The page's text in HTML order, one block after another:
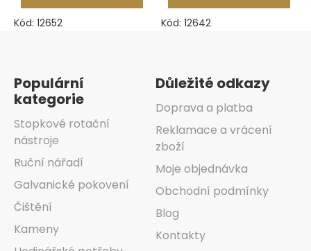
Kód: 12652 Kód: 12642
Populární
kategorie
Stopkové rotační
nástroje
Ruční nářadí
Galvanické pokovení
Čištění
Kameny
Důležité odkazy
Doprava a platba
Reklamace a vrácení
zboží
Moje objednávka
Obchodní podmínky
Blog
Kontakty